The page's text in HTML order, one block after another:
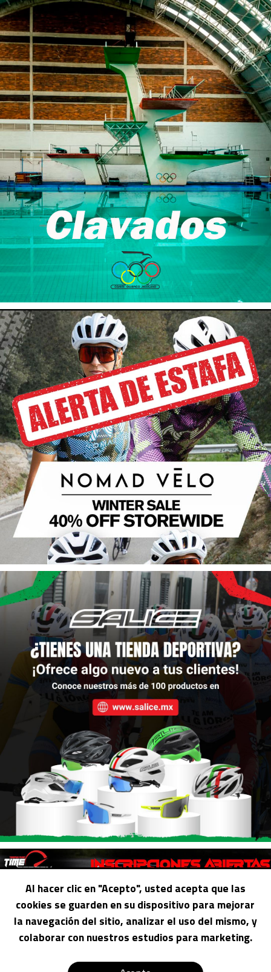
Al hacer clic en "Acepto", usted acepta que las
cookies se guarden en su dispositivo para mejorar
la navegación del sitio, analizar el uso del mismo, y
colaborar con nuestros estudios para marketing.